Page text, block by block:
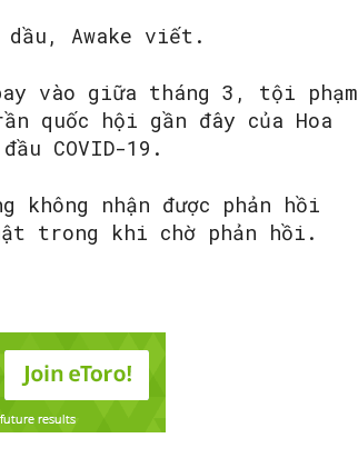
Awake viết.
vào giữa tháng 3, tội phạm
quốc hội gần đây của Hoa
COVID-19.
không nhận được phản hồi
trong khi chờ phản hồi.